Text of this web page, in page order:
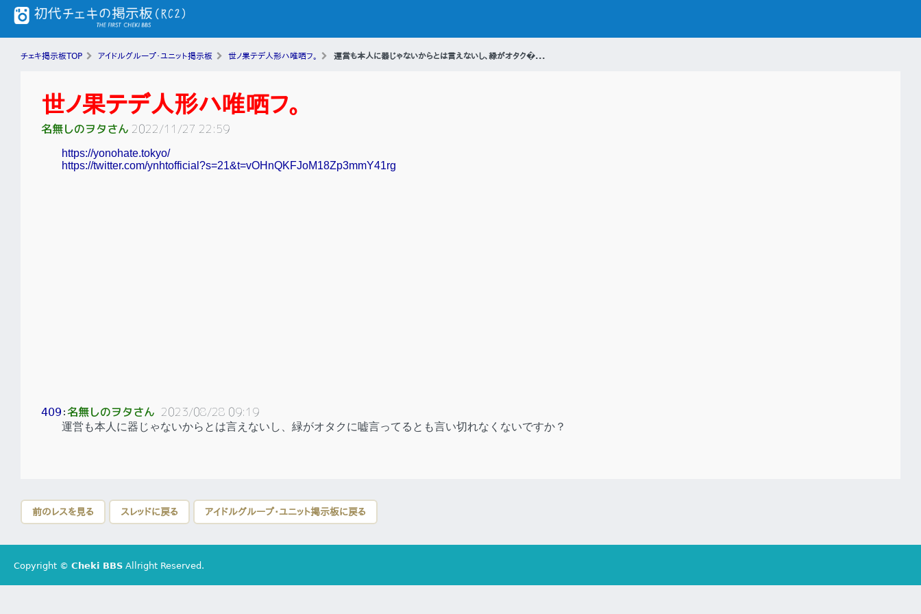
チェキ掲示板TOP アイドルグループ・ユニット掲示板 世ノ果テデ人形ハ唯哂フ。 運営も本人に器じゃないからとは言えないし、緑がオタク�...
世ノ果テデ人形ハ唯哂フ。
名無しのヲタさん 2022/11/27 22:59
https://yonohate.tokyo/
https://twitter.com/ynhtofficial?s=21&t=vOHnQKFJoM18Zp3mmY41rg
409 ：名無しのヲタさん 2023/08/28 09:19
運営も本人に器じゃないからとは言えないし、緑がオタクに嘘言ってるとも言い切れなくないですか？
前のレスを見る スレッドに戻る アイドルグループ・ユニット掲示板に戻る
Copyright © Cheki BBS Allright Reserved.